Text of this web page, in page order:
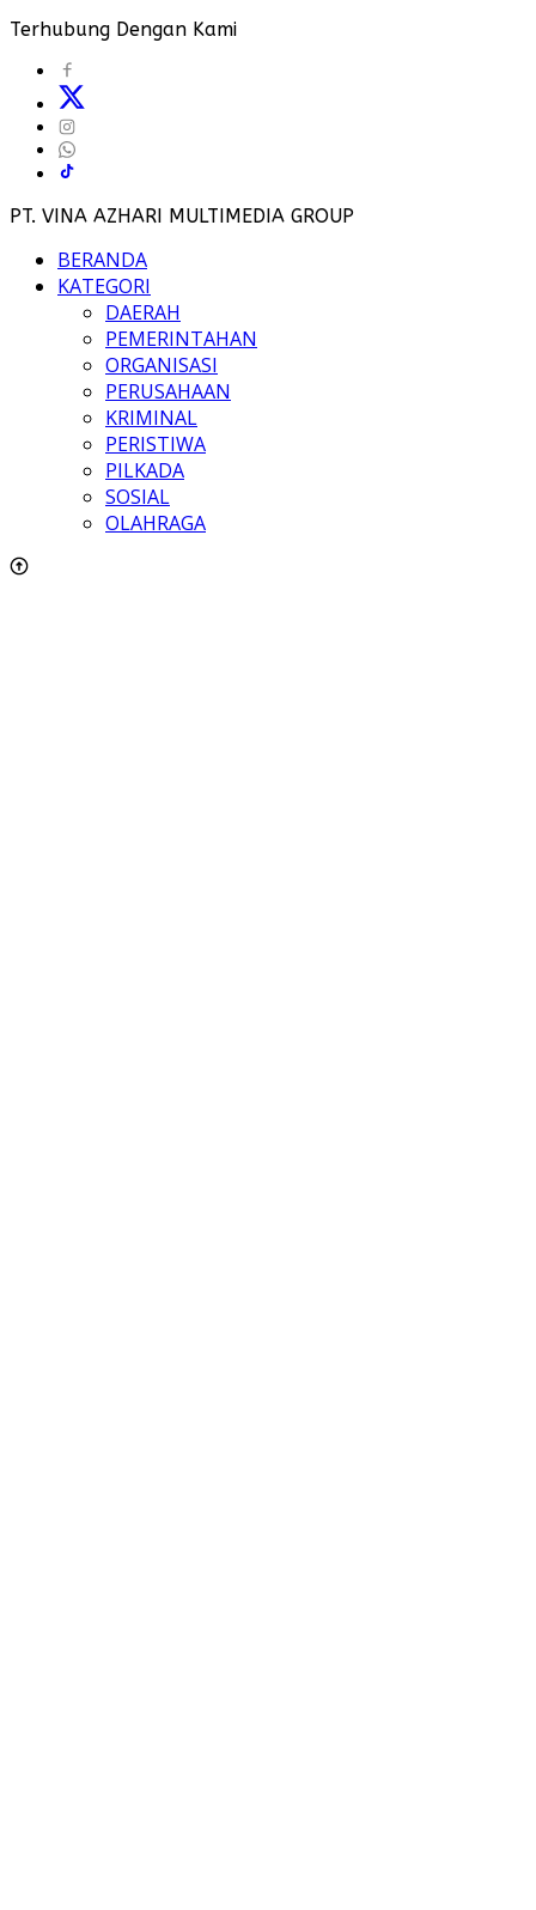
Terhubung Dengan Kami
PT. VINA AZHARI MULTIMEDIA GROUP
BERANDA
KATEGORI
DAERAH
PEMERINTAHAN
ORGANISASI
PERUSAHAAN
KRIMINAL
PERISTIWA
PILKADA
SOSIAL
OLAHRAGA